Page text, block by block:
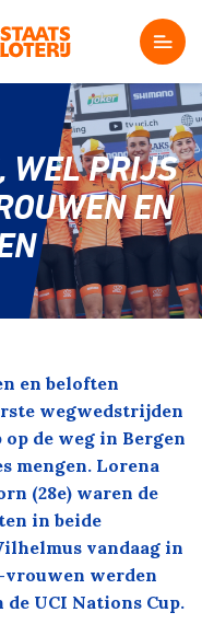
WEL PRIJS
EN
en beloften
wegwedstrijden
de weg in Bergen
mengen. Lorena
(28e) waren de
in beide
vandaag in
vrouwen werden
UCI Nations Cup.
Mountainbiken
E-Racing
Cycling
gear